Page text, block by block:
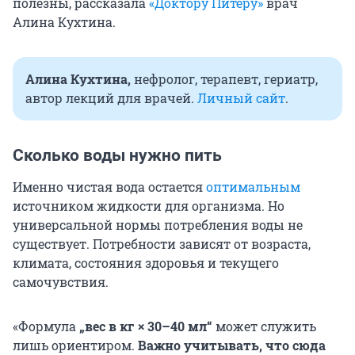
Алина Кухтина.
Алина Кухтина,нефролог, терапевт, гериатр,
автор лекций для врачей. Личный сайт.
Сколько воды нужно пить
Именно чистая вода остаетсяоптимальным
источником жидкости для организма. Но
универсальной нормы потребления воды не
существует. Потребности зависят от возраста,
климата, состояния здоровья и текущего
самочувствия.
«Формула „вес в кг × 30–40 мл“ может служить
лишь ориентиром. Важно учитывать, что сюда